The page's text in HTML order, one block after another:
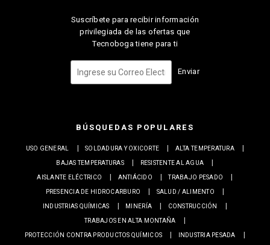
Suscríbete para recibir información
privilegiada de las ofertas que
Tecnoboga tiene para ti
Enviar
BÚSQUEDAS POPULARES
USO GENERAL SOLDADURA Y OXICORTE
ALTA TEMPERATURA
BAJAS TEMPERATURAS
RESISTENTE AL AGUA
AISLANTE ELÉCTRICO
ANTIÁCIDO
TRABAJO PESADO
PRESENCIA DE HIDROCARBURO
SALUD / ALIMENTO
INDUSTRIAS QUÍMICAS
MINERÍA
CONSTRUCCIÓN
TRABAJOS EN ALTA MONTAÑA
PROTECCIÓN CONTRA PRODUCTOS QUÍMICOS
INDUSTRIA PESADA